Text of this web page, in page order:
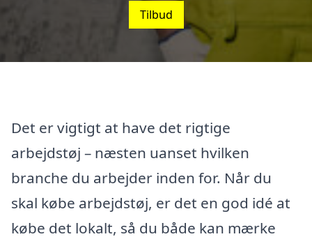
Tilbud
Det er vigtigt at have det rigtige
arbejdstøj – næsten uanset hvilken
branche du arbejder inden for. Når du
skal købe arbejdstøj, er det en god idé at
købe det lokalt, så du både kan mærke